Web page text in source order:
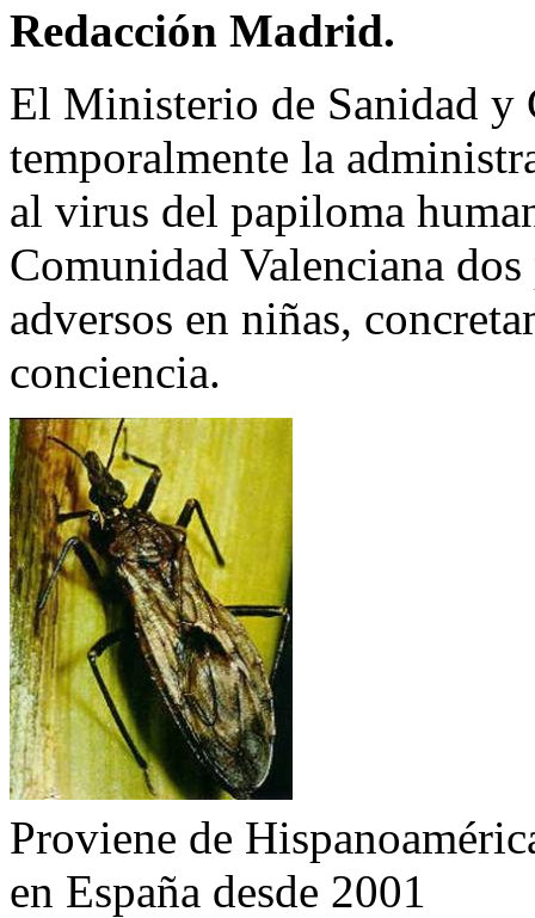
Redacción Madrid.
El Ministerio de Sanidad y
temporalmente la
al virus del papiloma
Comunidad Valenciana
adversos en niñas,
conciencia.
Proviene de
en España desde 2001